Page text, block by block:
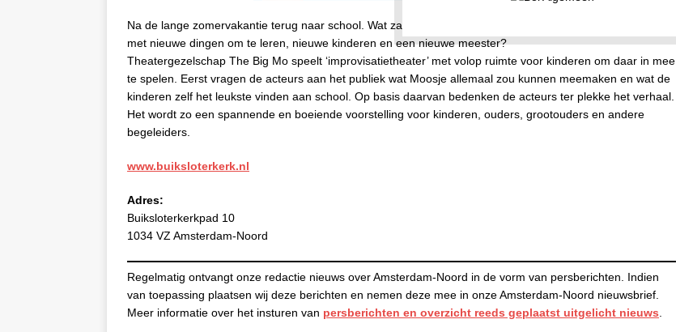
Na de lange zomervakantie terug naar school. Wat zal Moosje daar allemaal beleven, in een nieuwe klas,
met nieuwe dingen om te leren, nieuwe kinderen en een nieuwe meester?
Theatergezelschap The Big Mo speelt ‘improvisatietheater’ met volop ruimte voor kinderen om daar in mee
te spelen. Eerst vragen de acteurs aan het publiek wat Moosje allemaal zou kunnen meemaken en wat de
kinderen zelf het leukste vinden aan school. Op basis daarvan bedenken de acteurs ter plekke het verhaal.
Het wordt zo een spannende en boeiende voorstelling voor kinderen, ouders, grootouders en andere
begeleiders.
www.buiksloterkerk.nl
Adres:
Buiksloterkerkpad 10
1034 VZ Amsterdam-Noord
Regelmatig ontvangt onze redactie nieuws over Amsterdam-Noord in de vorm van persberichten. Indien
van toepassing plaatsen wij deze berichten en nemen deze mee in onze Amsterdam-Noord nieuwsbrief.
Meer informatie over het insturen van persberichten en overzicht reeds geplaatst uitgelicht nieuws